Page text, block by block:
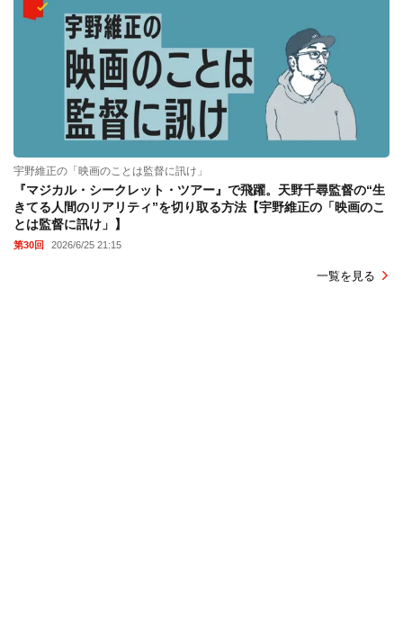
宇野維正の「映画のことは監督に訊け」
『マジカル・シークレット・ツアー』で飛躍。天野千尋監督の“生
きてる人間のリアリティ”を切り取る方法【宇野維正の「映画のこ
とは監督に訊け」】
第30回 2026/6/25 21:15
一覧を見る